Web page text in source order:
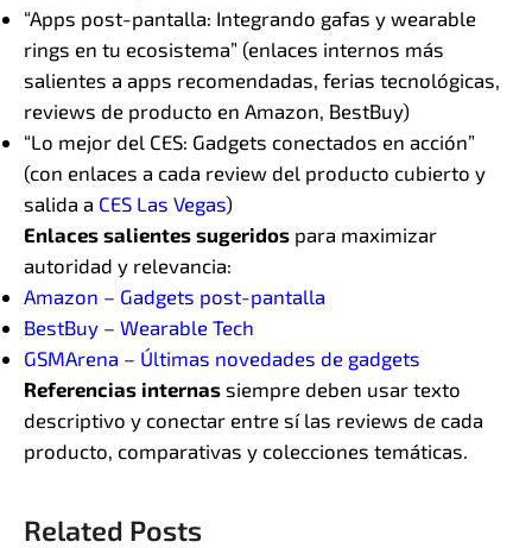
“Apps post-pantalla: Integrando gafas y wearable
rings en tu ecosistema” (enlaces internos más
salientes a apps recomendadas, ferias tecnológicas,
reviews de producto en Amazon, BestBuy)
“Lo mejor del CES: Gadgets conectados en acción”
(con enlaces a cada review del producto cubierto y
salida a CES Las Vegas)
Enlaces salientes sugeridos para maximizar
autoridad y relevancia:
Amazon – Gadgets post-pantalla
BestBuy – Wearable Tech
GSMArena – Últimas novedades de gadgets
Referencias internas siempre deben usar texto
descriptivo y conectar entre sí las reviews de cada
producto, comparativas y colecciones temáticas.
Related Posts